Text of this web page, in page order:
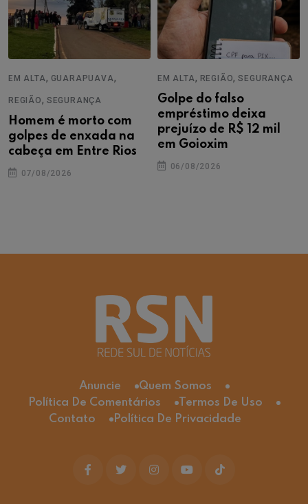
EM ALTA , GUARAPUAVA ,
REGIÃO , SEGURANÇA
Homem é morto com
golpes de enxada na
cabeça em Entre Rios
07/08/2026
EM ALTA , REGIÃO,SEGURANÇA
Golpe do falso
empréstimo deixa
prejuízo de R$ 12 mil
em Goioxim
06/08/2026
Anuncie
Quem Somos
Política De Comentários
Termos De Uso
Contato
Política De Privacidade